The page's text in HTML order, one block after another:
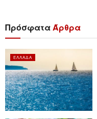
ΠρόσφαταΆρθρα
ΕΛΛΆΔΑ